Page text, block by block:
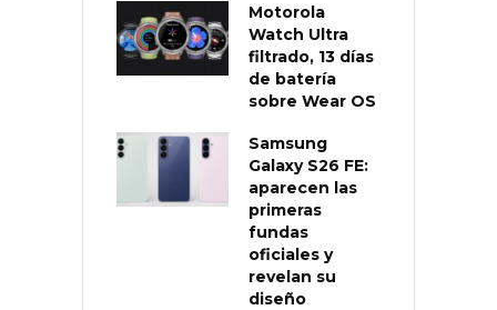
Motorola
Watch Ultra
filtrado, 13 días
de batería
sobre Wear OS
Samsung
Galaxy S26 FE:
aparecen las
primeras
fundas
oficiales y
revelan su
diseño